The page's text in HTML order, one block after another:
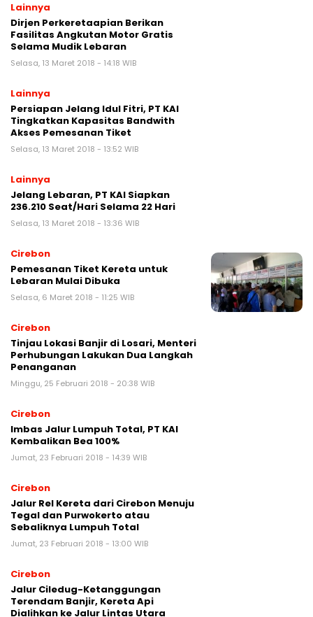
Lainnya
Dirjen Perkeretaapian Berikan
Fasilitas Angkutan Motor Gratis
Selama Mudik Lebaran
Selasa, 13 Maret 2018 - 14:18 WIB
Lainnya
Persiapan Jelang Idul Fitri, PT KAI
Tingkatkan Kapasitas Bandwith
Akses Pemesanan Tiket
Selasa, 13 Maret 2018 - 13:52 WIB
Lainnya
Jelang Lebaran, PT KAI Siapkan
236.210 Seat/Hari Selama 22 Hari
Selasa, 13 Maret 2018 - 13:36 WIB
Cirebon
Pemesanan Tiket Kereta untuk
Lebaran Mulai Dibuka
Selasa, 6 Maret 2018 - 11:25 WIB
Cirebon
Tinjau Lokasi Banjir di Losari, Menteri
Perhubungan Lakukan Dua Langkah
Penanganan
Minggu, 25 Februari 2018 - 20:38 WIB
Cirebon
Imbas Jalur Lumpuh Total, PT KAI
Kembalikan Bea 100%
Jumat, 23 Februari 2018 - 14:39 WIB
Cirebon
Jalur Rel Kereta dari Cirebon Menuju
Tegal dan Purwokerto atau
Sebaliknya Lumpuh Total
Jumat, 23 Februari 2018 - 13:00 WIB
Cirebon
Jalur Ciledug-Ketanggungan
Terendam Banjir, Kereta Api
Dialihkan ke Jalur Lintas Utara